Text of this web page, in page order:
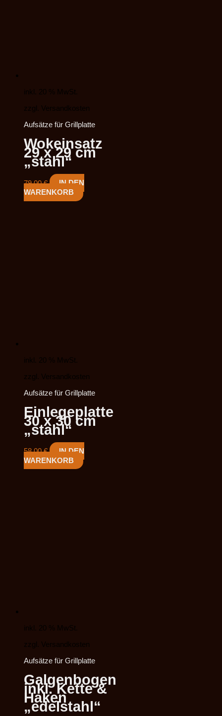
inkl. 20 % MwSt.
zzgl. Versandkosten
Aufsätze für Grillplatte
Wokeinsatz
29 x 29 cm
„stahl“
79,00€
IN DEN
WARENKORB
inkl. 20 % MwSt.
zzgl. Versandkosten
Aufsätze für Grillplatte
Einlegeplatte
30 x 30 cm
„stahl“
58,00€
IN DEN
WARENKORB
inkl. 20 % MwSt.
zzgl. Versandkosten
Aufsätze für Grillplatte
Galgenbogen
inkl. Kette &
Haken
„edelstahl“